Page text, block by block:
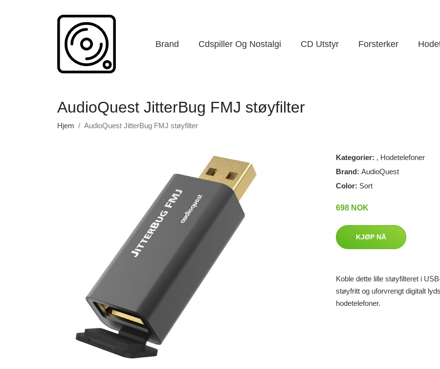
Brand Cdspiller Og Nostalgi CD Utstyr Forsterker
AudioQuest JitterBug FMJ støyfilter
Hjem AudioQuest JitterBug FMJ støyfilter
Kategorier: , Hodetelefoner
Brand: AudioQuest
Color: Sort
698 NOK
KJØP NÅ
Koble dette lille støyfilteret i
støyfritt og uforvrengt digitalt
hodetelefoner.